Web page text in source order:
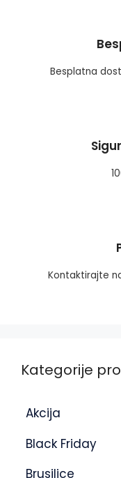
Besplatna
Kontaktirajte
Kategorije
Akcija
Black Friday
Brusilice